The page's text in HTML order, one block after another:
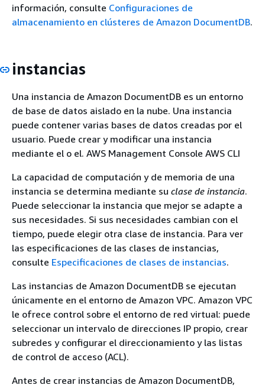
información, consulte Configuraciones de
almacenamiento en clústeres de Amazon DocumentDB.
instancias
Una instancia de Amazon DocumentDB es un entorno
de base de datos aislado en la nube. Una instancia
puede contener varias bases de datos creadas por el
usuario. Puede crear y modificar una instancia
mediante el o el. AWS Management Console AWS CLI
La capacidad de computación y de memoria de una
instancia se determina mediante su clase de instancia.
Puede seleccionar la instancia que mejor se adapte a
sus necesidades. Si sus necesidades cambian con el
tiempo, puede elegir otra clase de instancia. Para ver
las especificaciones de las clases de instancias,
consulte Especificaciones de clases de instancias.
Las instancias de Amazon DocumentDB se ejecutan
únicamente en el entorno de Amazon VPC. Amazon VPC
le ofrece control sobre el entorno de red virtual: puede
seleccionar un intervalo de direcciones IP propio, crear
subredes y configurar el direccionamiento y las listas
de control de acceso (ACL).
Antes de crear instancias de Amazon DocumentDB,